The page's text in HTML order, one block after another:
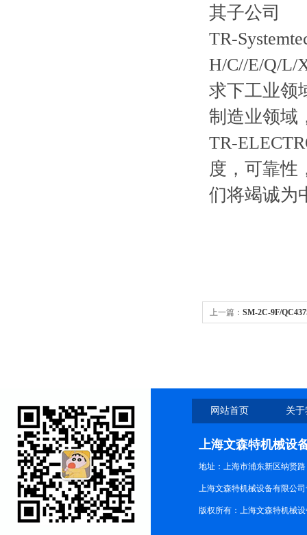
其子公司
TR-
H/C//E/Q/L/
求下工业领
制造业领域
TR-
度，可靠性
们将竭诚为
上一篇： SM-2C-9F/
网站首页 关
上海文森特机械设
地址：上海市浦东新区纳贤路
上海文森特机械设备有限公
版权所有：上海文森特机械